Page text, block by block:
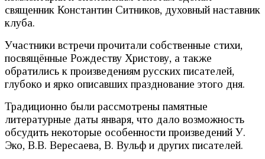
священник Константин Ситников, духовный наставник
клуба.
Участники встречи прочитали собственные стихи,
посвящённые Рождеству Христову, а также
обратились к произведениям русских писателей,
глубоко и ярко описавших празднование этого дня.
Традиционно были рассмотрены памятные
литературные даты января, что дало возможность
обсудить некоторые особенности произведений У.
Эко, В.В. Вересаева, В. Вульф и других писателей.